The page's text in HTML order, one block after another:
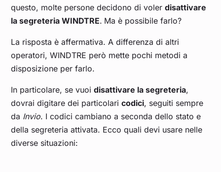
questo, molte persone decidono di volerdisattivare
la segreteria WINDTRE. Ma è possibile farlo?
La risposta è affermativa. A differenza di altri
operatori, WINDTRE però mette pochi metodi a
disposizione per farlo.
In particolare, se vuoidisattivare la segreteria,
dovrai digitare dei particolaricodici, seguiti sempre
da Invio. I codici cambiano a seconda dello stato e
della segreteria attivata. Ecco quali devi usare nelle
diverse situazioni: